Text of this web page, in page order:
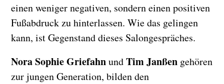
einen weniger negativen, sondern einen positiven
Fußabdruck zu hinterlassen. Wie das gelingen
kann, ist Gegenstand dieses Salongespräches.
Nora Sophie GriefahnundTim Janßen gehören
zur jungen Generation, bilden den